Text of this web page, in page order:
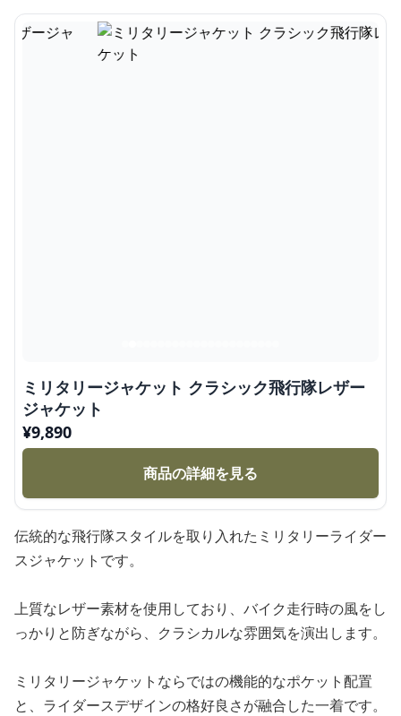
ミリタリージャケット クラシック飛行隊レザー
ジャケット
¥9,890
商品の詳細を見る
伝統的な飛行隊スタイルを取り入れたミリタリーライダー
スジャケットです。
上質なレザー素材を使用しており、バイク走行時の風をし
っかりと防ぎながら、クラシカルな雰囲気を演出します。
ミリタリージャケットならではの機能的なポケット配置
と、ライダースデザインの格好良さが融合した一着です。